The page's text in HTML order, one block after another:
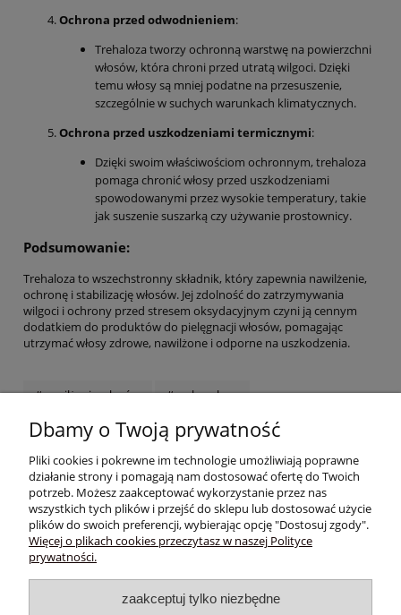
Ochrona przed odwodnieniem:
Trehaloza tworzy ochronną warstwę na powierzchni
włosów, która chroni przed utratą wilgoci. Dzięki
temu włosy są mniej podatne na przesuszenie,
szczególnie w suchych warunkach klimatycznych.
Ochrona przed uszkodzeniami termicznymi:
Dzięki swoim właściwościom ochronnym, trehaloza
pomaga chronić włosy przed uszkodzeniami
spowodowanymi przez wysokie temperatury, takie
jak suszenie suszarką czy używanie prostownicy.
Podsumowanie:
Trehaloza to wszechstronny składnik, który zapewnia nawilżenie,
ochronę i stabilizację włosów. Jej zdolność do zatrzymywania
wilgoci i ochrony przed stresem oksydacyjnym czyni ją cennym
dodatkiem do produktów do pielęgnacji włosów, pomagając
utrzymać włosy zdrowe, nawilżone i odporne na uszkodzenia.
#nawilżanie włosów
#suche włosy
#humekanty dla włosów
#co na suche włosy
#jak dbać o suche włosy
Pomoc
Moje konto
Dbamy o Twoją prywatność
Pliki cookies i pokrewne im technologie umożliwiają poprawne
działanie strony i pomagają nam dostosować ofertę do Twoich
potrzeb. Możesz zaakceptować wykorzystanie przez nas
wszystkich tych plików i przejść do sklepu lub dostosować użycie
plików do swoich preferencji, wybierając opcję "Dostosuj zgody".
Więcej o plikach cookies przeczytasz w naszej Polityce
prywatności.
zaakceptuj tylko niezbędne